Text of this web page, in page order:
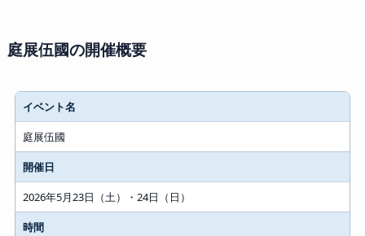
庭展伍國の開催概要
イベント名
庭展伍國
開催日
2026年5月23日（土）・24日（日）
時間